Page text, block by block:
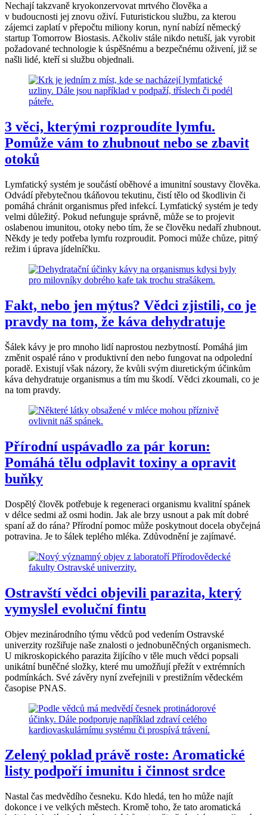
Nechají takzvaně kryokonzervovat mrtvého člověka a
v budoucnosti jej znovu oživí. Futuristickou službu, za kterou
zájemci zaplatí v přepočtu miliony korun, nyní nabízí německý
startup Tomorrow Biostasis. Ačkoliv stále nikdo netuší, jak vyrobit
požadované technologie k úspěšnému a bezpečnému oživení, již se
našli lidé, kteří si službu objednali.
3 věci, kterými rozproudíte lymfu.
Pomůže vám to zhubnout nebo se zbavit
otoků
Lymfatický systém je součástí oběhové a imunitní soustavy člověka.
Odvádí přebytečnou tkáňovou tekutinu, čistí tělo od škodlivin či
pomáhá chránit organismus před infekcí. Lymfatický systém je tedy
velmi důležitý. Pokud nefunguje správně, může se to projevit
oslabenou imunitou, otoky nebo tím, že se člověku nedaří zhubnout.
Někdy je tedy potřeba lymfu rozproudit. Pomoci může chůze, pitný
režim i úprava jídelníčku.
Fakt, nebo jen mýtus? Vědci zjistili, co je
pravdy na tom, že káva dehydratuje
Šálek kávy je pro mnoho lidí naprostou nezbytností. Pomáhá jim
změnit ospalé ráno v produktivní den nebo fungovat na odpolední
poradě. Existují však názory, že kvůli svým diuretickým účinkům
káva dehydratuje organismus a tím mu škodí. Vědci zkoumali, co je
na tom pravdy.
Přírodní uspávadlo za pár korun:
Pomáhá tělu odplavit toxiny a opravit
buňky
Dospělý člověk potřebuje k regeneraci organismu kvalitní spánek
v délce sedmi až osmi hodin. Jak ale brzy usnout a pak mít dobré
spaní až do rána? Přírodní pomoc může poskytnout docela obyčejná
potravina. Je to šálek teplého mléka. Zdůvodnění je zajímavé.
Ostravští vědci objevili parazita, který
vymyslel evoluční fintu
Objev mezinárodního týmu vědců pod vedením Ostravské
univerzity rozšiřuje naše znalosti o jednobuněčných organismech.
U mikroskopického parazita žijícího v těle much vědci popsali
unikátní buněčné složky, které mu umožňují přežít v extrémních
podmínkách. Své závěry nyní zveřejnili v prestižním vědeckém
časopise PNAS.
Zelený poklad právě roste: Aromatické
listy podpoří imunitu i činnost srdce
Nastal čas medvědího česneku. Kdo hledá, ten ho může najít
dokonce i ve velkých městech. Kromě toho, že tato aromatická